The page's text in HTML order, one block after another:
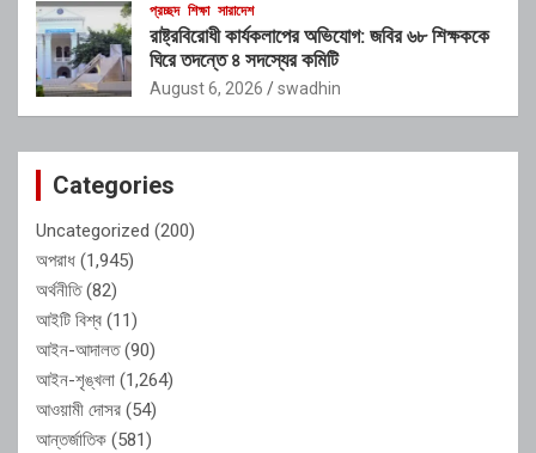
প্রচ্ছদ শিক্ষা সারাদেশ
রাষ্ট্রবিরোধী কার্যকলাপের অভিযোগ: জবির ৬৮ শিক্ষককে
ঘিরে তদন্তে ৪ সদস্যের কমিটি
August 6, 2026 swadhin
Categories
Uncategorized (200)
অপরাধ (1,945)
অর্থনীতি(82)
আইটি বিশ্ব (11)
আইন-আদালত(90)
আইন-শৃঙ্খলা (1,264)
আওয়ামী দোসর (54)
আন্তর্জাতিক (581)